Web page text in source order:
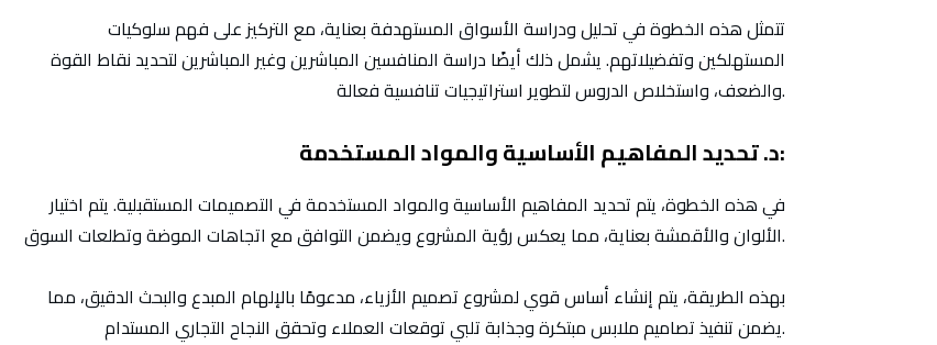
تتمثل هذه الخطوة في تحليل ودراسة الأسواق المستهدفة بعناية، مع التركيز على فهم سلوكيات
المستهلكين وتفضيلاتهم. يشمل ذلك أيضًا دراسة المنافسين المباشرين وغير المباشرين لتحديد نقاط القوة
والضعف، واستخلاص الدروس لتطوير استراتيجيات تنافسية فعالة.
د. تحديد المفاهيم الأساسية والمواد المستخدمة:
في هذه الخطوة، يتم تحديد المفاهيم الأساسية والمواد المستخدمة في التصميمات المستقبلية. يتم اختيار
الألوان والأقمشة بعناية، مما يعكس رؤية المشروع ويضمن التوافق مع اتجاهات الموضة وتطلعات السوق.
بهذه الطريقة، يتم إنشاء أساس قوي لمشروع تصميم الأزياء، مدعومًا بالإلهام المبدع والبحث الدقيق، مما
يضمن تنفيذ تصاميم ملابس مبتكرة وجذابة تلبي توقعات العملاء وتحقق النجاح التجاري المستدام.